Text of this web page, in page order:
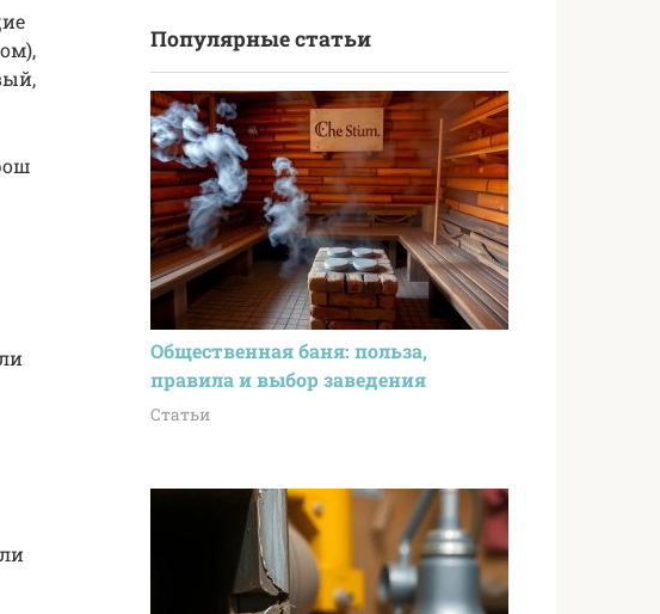
Популярные статьи
Общественная баня: польза,
правила и выбор заведения
Статьи